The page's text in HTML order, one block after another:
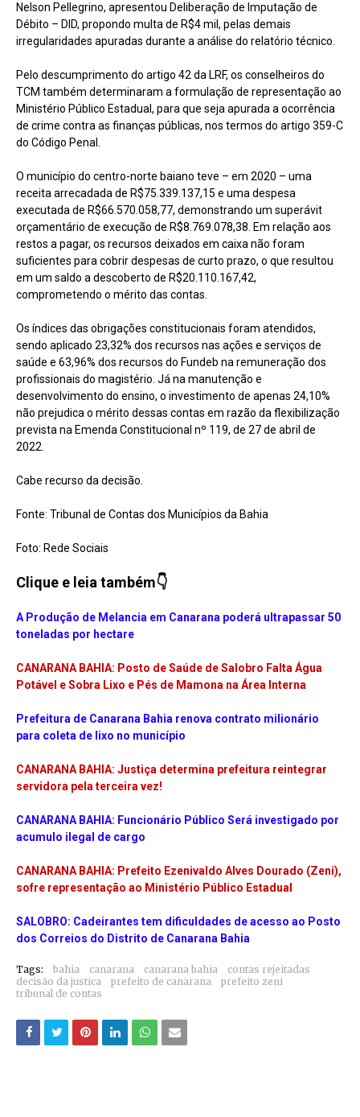
Nelson Pellegrino, apresentou Deliberação de Imputação de
Débito – DID, propondo multa de R$4 mil, pelas demais
irregularidades apuradas durante a análise do relatório técnico.
Pelo descumprimento do artigo 42 da LRF, os conselheiros do
TCM também determinaram a formulação de representação ao
Ministério Público Estadual, para que seja apurada a ocorrência
de crime contra as finanças públicas, nos termos do artigo 359-C
do Código Penal.
O município do centro-norte baiano teve – em 2020 – uma
receita arrecadada de R$75.339.137,15 e uma despesa
executada de R$66.570.058,77, demonstrando um superávit
orçamentário de execução de R$8.769.078,38. Em relação aos
restos a pagar, os recursos deixados em caixa não foram
suficientes para cobrir despesas de curto prazo, o que resultou
em um saldo a descoberto de R$20.110.167,42,
comprometendo o mérito das contas.
Os índices das obrigações constitucionais foram atendidos,
sendo aplicado 23,32% dos recursos nas ações e serviços de
saúde e 63,96% dos recursos do Fundeb na remuneração dos
profissionais do magistério. Já na manutenção e
desenvolvimento do ensino, o investimento de apenas 24,10%
não prejudica o mérito dessas contas em razão da flexibilização
prevista na Emenda Constitucional nº 119, de 27 de abril de
2022.
Cabe recurso da decisão.
Fonte: Tribunal de Contas dos Municípios da Bahia
Foto: Rede Sociais
Clique e leia também👇
A Produção de Melancia em Canarana poderá ultrapassar 50
toneladas por hectare
CANARANA BAHIA: Posto de Saúde de Salobro Falta Água
Potável e Sobra Lixo e Pés de Mamona na Área Interna
Prefeitura de Canarana Bahia renova contrato milionário
para coleta de lixo no município
CANARANA BAHIA: Justiça determina prefeitura reintegrar
servidora pela terceira vez!
CANARANA BAHIA: Funcionário Público Será investigado por
acumulo ilegal de cargo
CANARANA BAHIA: Prefeito Ezenivaldo Alves Dourado (Zeni),
sofre representação ao Ministério Público Estadual
SALOBRO: Cadeirantes tem dificuldades de acesso ao Posto
dos Correios do Distrito de Canarana Bahia
Tags: bahia canarana canarana bahia
contas rejeitadas
decisão da justica
prefeito de canarana
prefeito zeni
tribunal de contas